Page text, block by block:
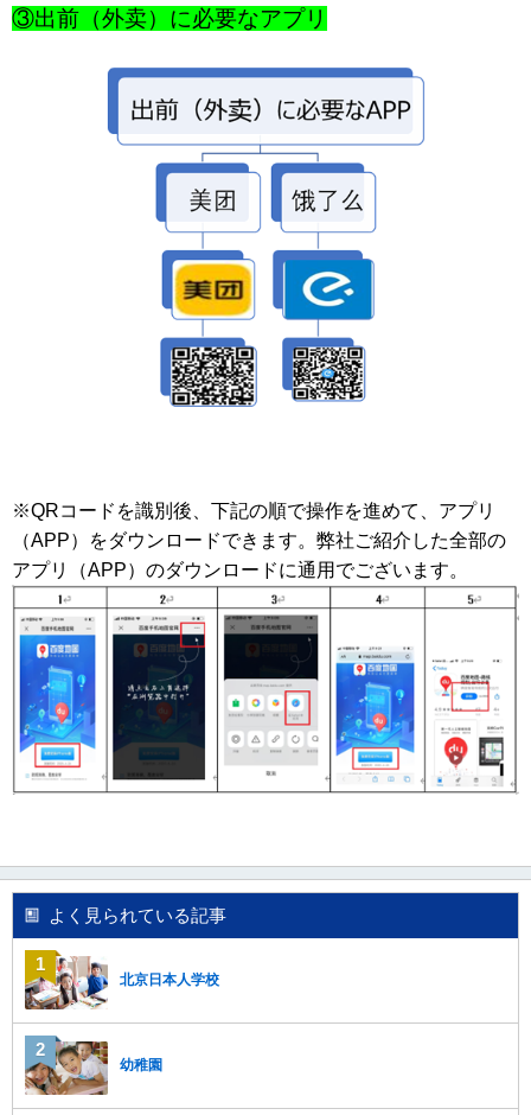
③出前（外卖） に必要なアプリ
※QRコードを識別後、下記の順で操作を進めて、アプリ
（APP）をダウンロードできます。弊社ご紹介した全部の
アプリ（APP）のダウンロードに通用でございます。
よく見られている記事
北京日本人学校
幼稚園